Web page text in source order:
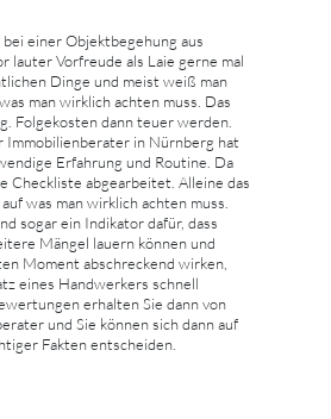
einer Objektbegehung aus
lauter Vorfreude als Laie gerne mal
Dinge und meist weiß man
man wirklich achten muss. Das
Folgekosten dann teuer werden.
Immobilienberater in Nürnberg hat
Erfahrung und Routine. Da
Checkliste abgearbeitet. Alleine das
was man wirklich achten muss.
sogar ein Indikator dafür, dass
Mängel lauern können und
Moment abschreckend wirken,
eines Handwerkers schnell
erhalten Sie dann von
und Sie können sich dann auf
Fakten entscheiden.